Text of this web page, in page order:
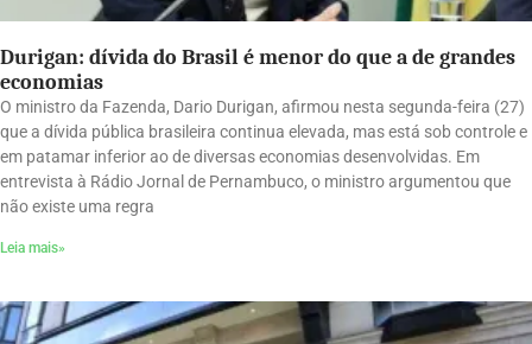
Durigan: dívida do Brasil é menor do que a de grandes
economias
O ministro da Fazenda, Dario Durigan, afirmou nesta segunda-feira (27)
que a dívida pública brasileira continua elevada, mas está sob controle e
em patamar inferior ao de diversas economias desenvolvidas. Em
entrevista à Rádio Jornal de Pernambuco, o ministro argumentou que
não existe uma regra
Leia mais»